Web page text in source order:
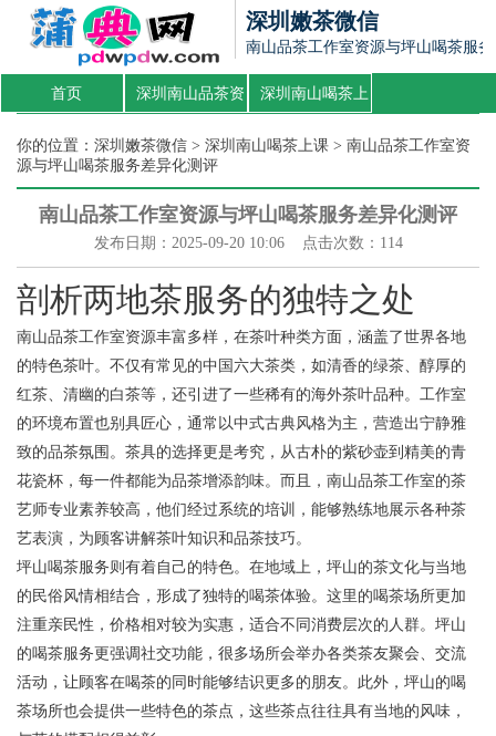
深圳嫩茶微信
南山品茶工作室资源与坪山喝茶服
首页 深圳南山品茶资 深圳南山喝茶上
你的位置： 深圳嫩茶微信 > 深圳南山喝茶上课 > 南山品茶工作室资
源与坪山喝茶服务差异化测评
南山品茶工作室资源与坪山喝茶服务差异化测评
发布日期：2025-09-20 10:06 点击次数：114
剖析两地茶服务的独特之处
南山品茶工作室资源丰富多样，在茶叶种类方面，涵盖了世界各地
的特色茶叶。不仅有常见的中国六大茶类，如清香的绿茶、醇厚的
红茶、清幽的白茶等，还引进了一些稀有的海外茶叶品种。工作室
的环境布置也别具匠心，通常以中式古典风格为主，营造出宁静雅
致的品茶氛围。茶具的选择更是考究，从古朴的紫砂壶到精美的青
花瓷杯，每一件都能为品茶增添韵味。而且，南山品茶工作室的茶
艺师专业素养较高，他们经过系统的培训，能够熟练地展示各种茶
艺表演，为顾客讲解茶叶知识和品茶技巧。
坪山喝茶服务则有着自己的特色。在地域上，坪山的茶文化与当地
的民俗风情相结合，形成了独特的喝茶体验。这里的喝茶场所更加
注重亲民性，价格相对较为实惠，适合不同消费层次的人群。坪山
的喝茶服务更强调社交功能，很多场所会举办各类茶友聚会、交流
活动，让顾客在喝茶的同时能够结识更多的朋友。此外，坪山的喝
茶场所也会提供一些特色的茶点，这些茶点往往具有当地的风味，